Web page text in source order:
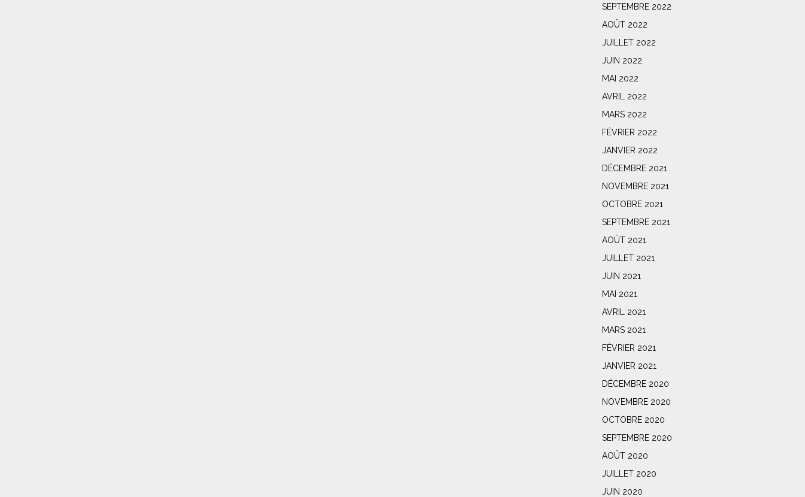
SEPTEMBRE 2022
AOÛT 2022
JUILLET 2022
JUIN 2022
MAI 2022
AVRIL 2022
MARS 2022
FÉVRIER 2022
JANVIER 2022
DÉCEMBRE 2021
NOVEMBRE 2021
OCTOBRE 2021
SEPTEMBRE 2021
AOÛT 2021
JUILLET 2021
JUIN 2021
MAI 2021
AVRIL 2021
MARS 2021
FÉVRIER 2021
JANVIER 2021
DÉCEMBRE 2020
NOVEMBRE 2020
OCTOBRE 2020
SEPTEMBRE 2020
AOÛT 2020
JUILLET 2020
JUIN 2020